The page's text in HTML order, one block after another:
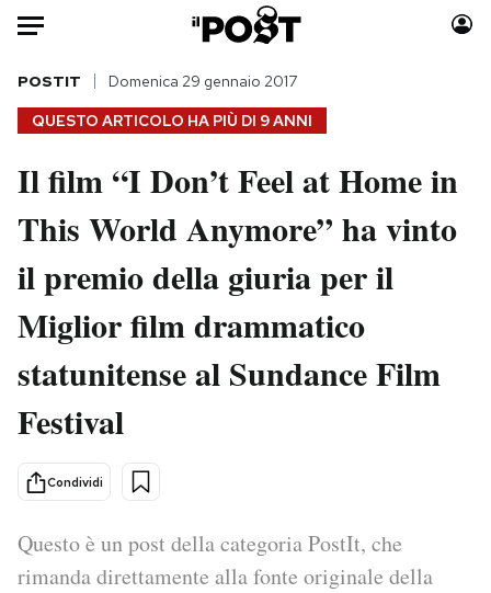
Auto
HOME
Italia
Politica
Tecnologia
Scienza
Cultura
Sport
Moda
Consumismi
Storie/Idee
Media
Europa
PODCAST
QUESTO ARTICOLO HA PIÙ DI 9 ANNI
POSTIT Domenica 29 gennaio 2017
Il film “I Don’t Feel at Home in
This World Anymore” ha vinto
il premio della giuria per il
Miglior film drammatico
statunitense al Sundance Film
Festival
Condividi
Questo è un post della categoria PostIt, che
rimanda direttamente alla fonte originale della